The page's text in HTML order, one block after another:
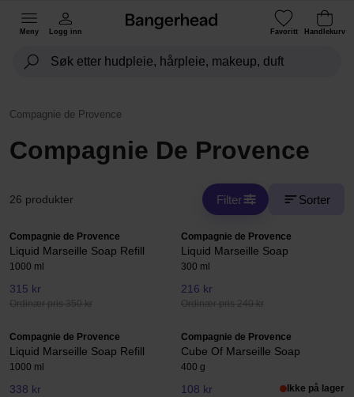
Meny Logg inn Favoritt Handlekurv
Compagnie de Provence
Compagnie De Provence
26 produkter Filter Sorter
Compagnie de Provence
Liquid Marseille Soap Refill
1000 ml
315 kr
Ordinær pris 350 kr
Compagnie de Provence
Liquid Marseille Soap
300 ml
216 kr
Ordinær pris 240 kr
Compagnie de Provence
Liquid Marseille Soap Refill
1000 ml
338 kr
Compagnie de Provence
Cube Of Marseille Soap
400 g
108 kr Ikke på lager